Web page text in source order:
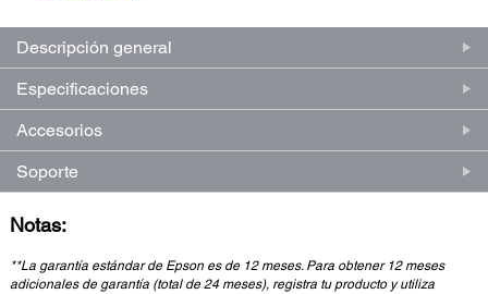
Descripción general
Especificaciones
Accesorios
Soporte
Notas:
**La garantía estándar de Epson es de 12 meses. Para obtener 12 meses
adicionales de garantía (total de 24 meses), registra tu producto y utiliza